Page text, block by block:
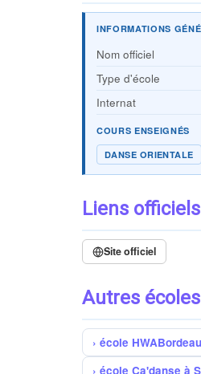
INFORMATIONS
Nom officiel
Type d'école
Internat
COURS ENSEIGNÉS
DANSE ORIENTALE
Liens officiels
Site officiel
Autres
école
école Ca'danse à